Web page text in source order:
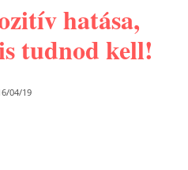
hatása,
tudnod kell!
04/19